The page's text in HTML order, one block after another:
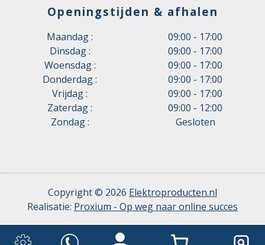
Openingstijden & afhalen
Maandag :
09:00 - 17:00
Dinsdag :
09:00 - 17:00
Woensdag :
09:00 - 17:00
Donderdag :
09:00 - 17:00
Vrijdag :
09:00 - 17:00
Zaterdag :
09:00 - 12:00
Zondag :
Gesloten
Copyright © 2026 Elektroproducten.nl
Realisatie: Proxium - Op weg naar online succes